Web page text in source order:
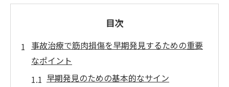
目次
事故治療で筋肉損傷を早期発見するための重要
なポイント
早期発見のための基本的なサイン